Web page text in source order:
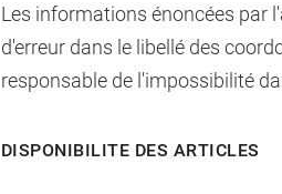
Les informations énoncées par
d'erreur dans le libellé des
responsable de l'impossibilité
DISPONIBILITE DES ARTICLES